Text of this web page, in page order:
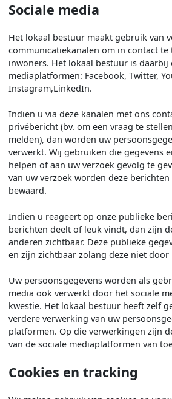
Sociale media
Het lokaal bestuur maakt gebruik van
communicatiekanalen om in contact te
inwoners. Het lokaal bestuur is daarbij
mediaplatformen: Facebook, Twitter,
Instagram,LinkedIn.
Indien u via deze kanalen met ons
privébericht (bv. om een vraag te
melden), dan worden uw
verwerkt. Wij gebruiken die gegevens
helpen of aan uw verzoek gevolg te
van uw verzoek worden deze
bewaard.
Indien u reageert op onze publieke
berichten deelt of leuk vindt, dan zijn
anderen zichtbaar. Deze publieke
en zijn zichtbaar zolang deze niet
Uw persoonsgegevens worden als
media ook verwerkt door het sociale
kwestie. Het lokaal bestuur heeft zelf
verdere verwerking van uw
platformen. Op die verwerkingen zijn
van de sociale mediaplatformen van
Cookies en tracking